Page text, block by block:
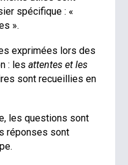
spécifique : «
».
exprimées lors des
: lesattentes et les
sont recueillies en
les questions sont
réponses sont